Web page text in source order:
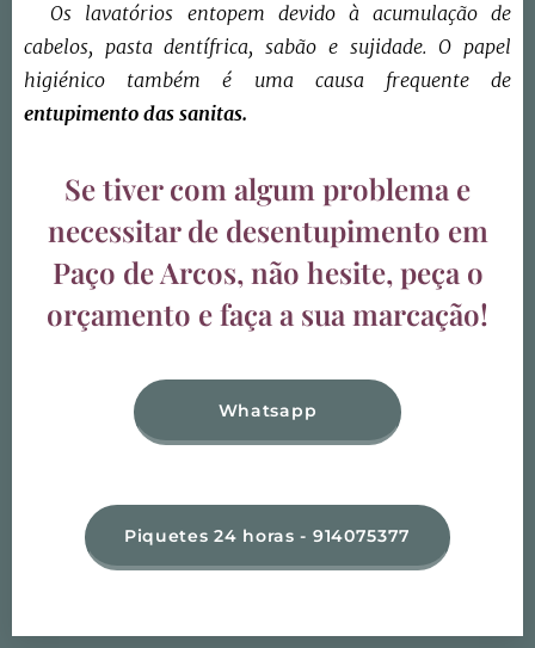
Os lavatórios entopem devido à acumulação de
cabelos, pasta dentífrica, sabão e sujidade. O papel
higiénico também é uma causa frequente de
entupimento das sanitas.
Se tiver com algum problema e
necessitar de desentupimento em
Paço de Arcos, não hesite, peça o
orçamento e faça a sua marcação!
Whatsapp
Piquetes 24 horas - 914075377